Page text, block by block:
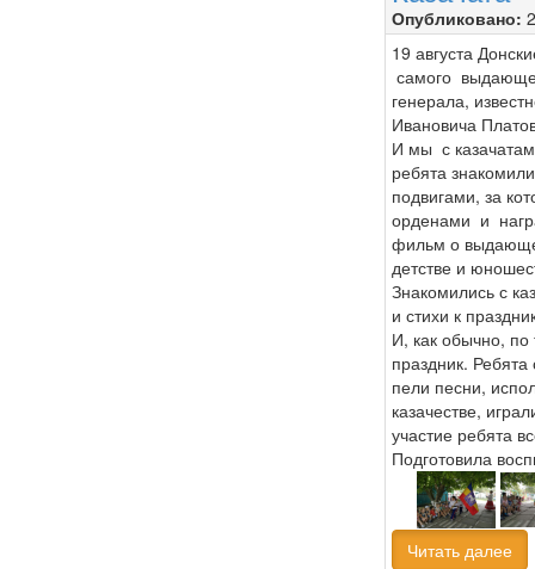
Опубликовано:
19 августа
самого
генерала,
Ивановича
И мы с
ребята
подвигами, за
орденами и
фильм о
детстве и
Знакомились с
и стихи к
И, как обычно, по
праздник.
пели песни,
казачестве,
участие ребята
Подготовила
Читать далее